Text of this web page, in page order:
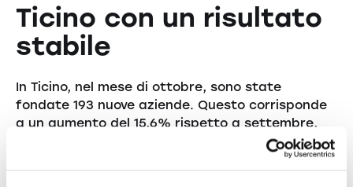
Ticino con un risultato
stabile
In Ticino, nel mese di ottobre, sono state
fondate 193 nuove aziende. Questo corrisponde
a un aumento del 15,6% rispetto a settembre,
ma a un calo del 14,6% rispetto all'anno
precedente. Dopo un'estate più debole, si